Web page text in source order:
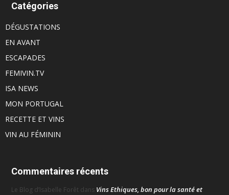
Catégories
DÉGUSTATIONS
EN AVANT
ESCAPADES
FEMIVIN.TV
ISA NEWS
MON PORTUGAL
RECETTE ET VINS
VIN AU FÉMININ
Commentaires récents
Le Blog d’Isabelle Forêt dans Vins Ethiques, bon pour la santé et